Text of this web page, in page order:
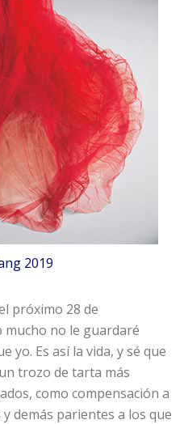
2019
próximo 28 de
mucho no le guardaré
yo. Es así la vida, y sé que
trozo de tarta más
como compensación a
demás parientes a los que